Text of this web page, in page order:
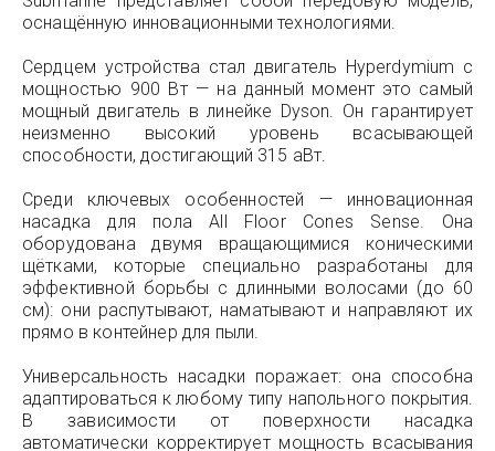
оснащённую инновационными технологиями.
Сердцем устройства стал двигатель Hyperdymium с
мощностью 900 Вт — на данный момент это самый
мощный двигатель в линейке Dyson. Он гарантирует
неизменно высокий уровень всасывающей
способности, достигающий 315 аВт.
Среди ключевых особенностей — инновационная
насадка для пола All Floor Cones Sense. Она
оборудована двумя вращающимися коническими
щётками, которые специально разработаны для
эффективной борьбы с длинными волосами (до 60
см): они распутывают, наматывают и направляют их
прямо в контейнер для пыли.
Универсальность насадки поражает: она способна
адаптироваться к любому типу напольного покрытия.
В зависимости от поверхности насадка
автоматически корректирует мощность всасывания